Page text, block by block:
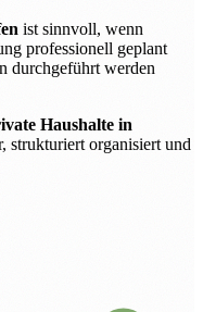
ist sinnvoll, wenn
professionell geplant
durchgeführt werden
Haushalte in
strukturiert organisiert und